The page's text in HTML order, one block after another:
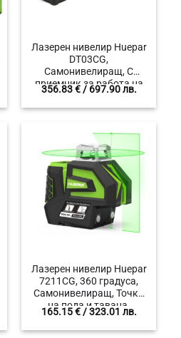
Лазерен нивелир Huepar
DT03CG,
Самонивелиращ, С
приемник за работа на
открито, 3 x 360 градуса
356.83€/ 697.90 лв.
Лазерен нивелир Huepar
7211CG, 360 градуса,
Самонивелиращ, Точки
на пода и тавана,
Литиево-йонна батерия,
Куфар
165.15€/ 323.01 лв.